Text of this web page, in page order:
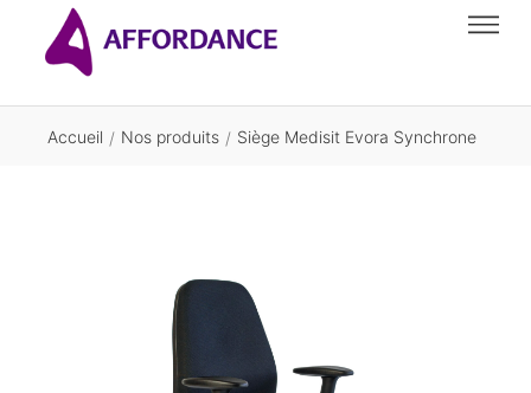
Accueil / Nos produits / Siège Medisit Evora Synchrone